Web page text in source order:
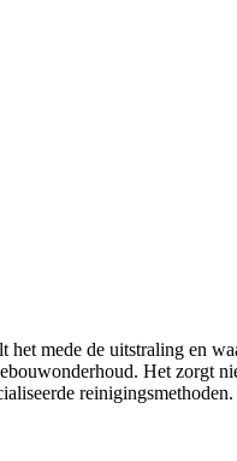
mede de uitstraling en
Het zorgt
reinigingsmethoden.